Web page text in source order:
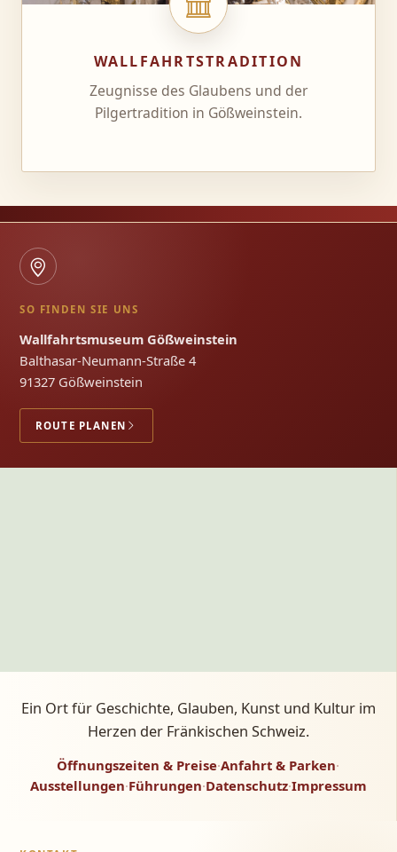
WALLFAHRTSTRADITION
Zeugnisse des Glaubens und der
Pilgertradition in Gößweinstein.
SO FINDEN SIE UNS
Wallfahrtsmuseum Gößweinstein
Balthasar-Neumann-Straße 4
91327 Gößweinstein
ROUTE PLANEN
Ein Ort für Geschichte, Glauben, Kunst und Kultur im
Herzen der Fränkischen Schweiz.
Öffnungszeiten & Preise·Anfahrt & Parken·
Ausstellungen·Führungen·Datenschutz·Impressum